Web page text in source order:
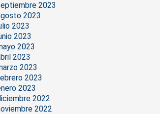
2023
2023
2023
2023
2023
2023
2023
2023
2023
2022
2022